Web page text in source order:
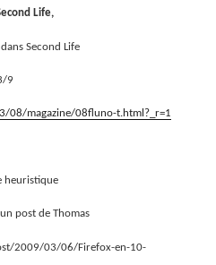
Life,
Second Life
9
08/magazine/08fluno-t.html?_r=1
heuristique
post de Thomas
2009/03/06/Firefox-en-10-